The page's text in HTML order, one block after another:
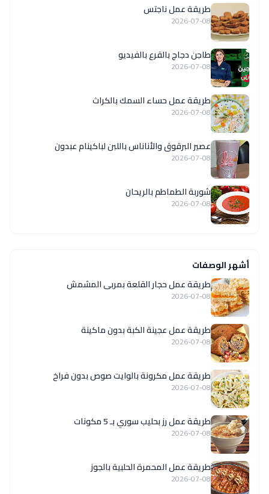
طريقة عمل ناجتس
2026-07-08
طاجن دجاج بالقرع بالفيديو
2026-07-08
طريقة عمل حساء السمك بالكراث
2026-07-08
عصير البرقوق والأناناس باللبن لباكينام عبدون
2026-07-08
شوربة الطماطم بالريحان
2026-07-08
أشهر الوصفات
طريقة عمل حجار القلعة بمربى المشمش
2026-07-08
طريقة عمل عجينة الكبة بدون ماكينة
2026-07-08
طريقة عمل مكرونة بالوايت صوص بدون فراخ
2026-07-08
طريقة عمل رز بحليب سوري بـ 5 مكونات
2026-07-08
طريقة عمل المحمرة الحلبية بالجوز
2026-07-08